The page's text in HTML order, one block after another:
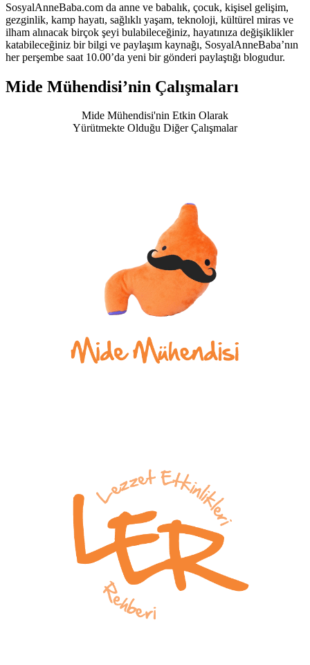
SosyalAnneBaba.com da anne ve babalık, çocuk, kişisel gelişim,
gezginlik, kamp hayatı, sağlıklı yaşam, teknoloji, kültürel miras ve
ilham alınacak birçok şeyi bulabileceğiniz, hayatınıza değişiklikler
katabileceğiniz bir bilgi ve paylaşım kaynağı, SosyalAnneBaba’nın
her perşembe saat 10.00’da yeni bir gönderi paylaştığı blogudur.
Mide Mühendisi’nin Çalışmaları
Mide Mühendisi'nin Etkin Olarak
Yürütmekte Olduğu Diğer Çalışmalar